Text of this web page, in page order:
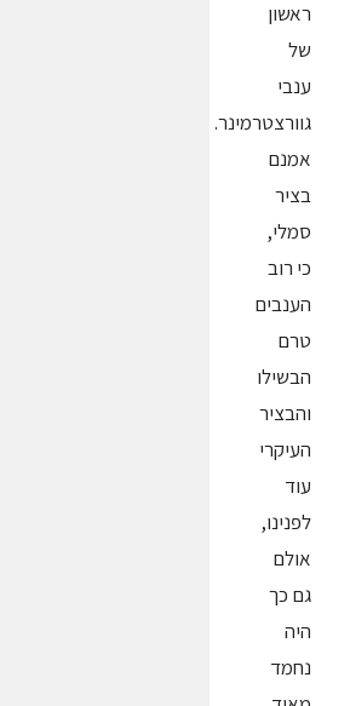
ראשון
של
ענבי
גוורצטרמינר.
אמנם
בציר
סמלי,
כי רוב
הענבים
טרם
הבשילו
והבציר
העיקרי
עוד
לפנינו,
אולם
גם כך
היה
נחמד